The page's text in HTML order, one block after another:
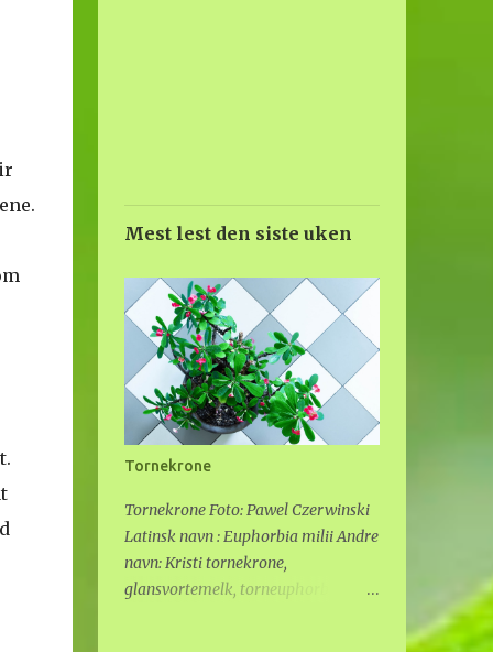
Mest lest den siste uken
Tornekrone
Tornekrone Foto: Pawel Czerwinski
Latinsk navn : Euphorbia milii Andre
navn: Kristi tornekrone,
glansvortemelk, torneuphorbia